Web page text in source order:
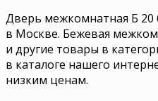
Дверь межкомнатная Б 20
в Москве. Бежевая
и другие товары в
в каталоге нашего
низким ценам.